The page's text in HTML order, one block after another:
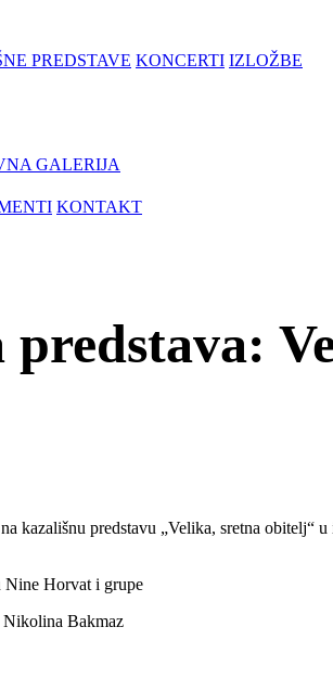
PREDSTAVE KONCERTI IZLOŽBE
GALERIJA
KONTAKT
predstava:
kazališnu predstavu „Velika, sretna
Nine Horvat i grupe
Nikolina Bakmaz